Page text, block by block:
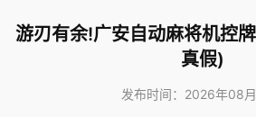
游刃有余!广安自动麻将机控
真假)
发布时间：2026年08